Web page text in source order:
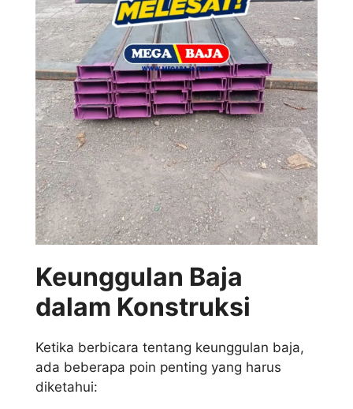
Keunggulan Baja
dalam Konstruksi
Ketika berbicara tentang keunggulan baja,
ada beberapa poin penting yang harus
diketahui: